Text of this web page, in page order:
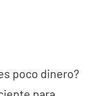
poco dinero?